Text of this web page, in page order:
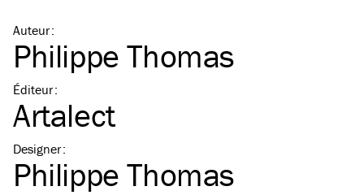
Auteur:
Philippe Thomas
Éditeur:
Artalect
Designer:
Philippe Thomas